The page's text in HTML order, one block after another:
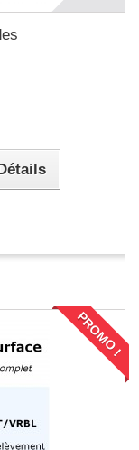
Détails
PROMO !